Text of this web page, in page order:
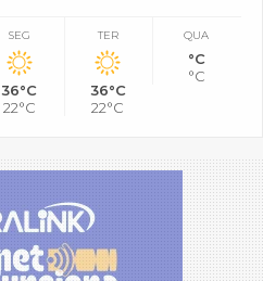
SEG
36°C
22°C
TER
36°C
22°C
QUA
°C
°C